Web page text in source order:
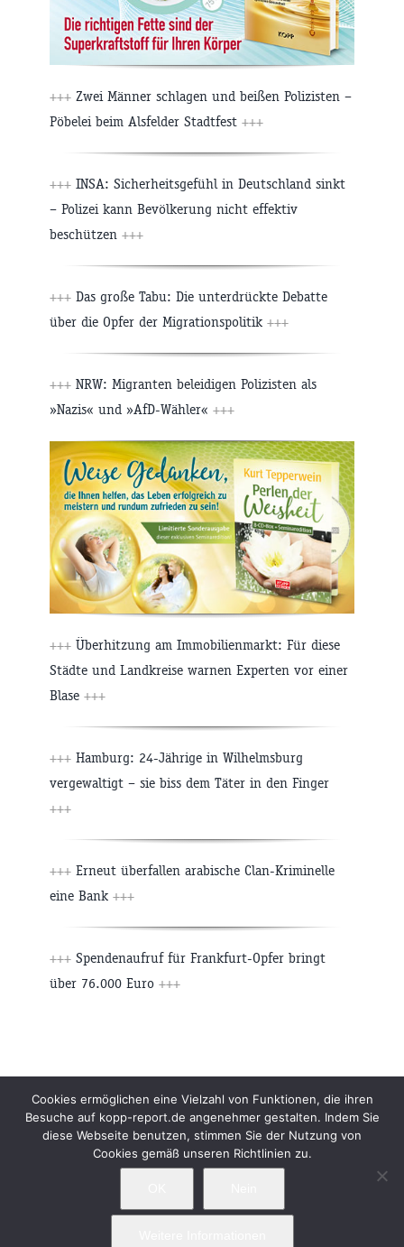
+++ Zwei Männer schlagen und beißen Polizisten –
Pöbelei beim Alsfelder Stadtfest +++
+++ INSA: Sicherheitsgefühl in Deutschland sinkt
– Polizei kann Bevölkerung nicht effektiv
beschützen +++
+++ Das große Tabu: Die unterdrückte Debatte
über die Opfer der Migrationspolitik +++
+++ NRW: Migranten beleidigen Polizisten als
»Nazis« und »AfD-Wähler« +++
+++ Überhitzung am Immobilienmarkt: Für diese
Städte und Landkreise warnen Experten vor einer
Blase +++
+++ Hamburg: 24-Jährige in Wilhelmsburg
vergewaltigt – sie biss dem Täter in den Finger
+++
+++ Erneut überfallen arabische Clan-Kriminelle
eine Bank +++
+++ Spendenaufruf für Frankfurt-Opfer bringt
über 76.000 Euro +++
Beiträge Archiv Impressum
Newsletter
Kopp Verlag
Datenschutzerklärung
Cookies ermöglichen eine Vielzahl von Funktionen, die ihren
Besuche auf kopp-report.de angenehmer gestalten. Indem Sie
diese Webseite benutzen, stimmen Sie der Nutzung von
Cookies gemäß unseren Richtlinien zu.